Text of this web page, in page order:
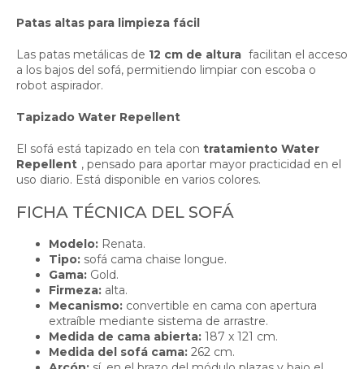
Patas altas para limpieza fácil
Las patas metálicas de 12 cm de altura facilitan el acceso
a los bajos del sofá, permitiendo limpiar con escoba o
robot aspirador.
Tapizado Water Repellent
El sofá está tapizado en tela con tratamiento Water
Repellent , pensado para aportar mayor practicidad en el
uso diario. Está disponible en varios colores.
FICHA TÉCNICA DEL SOFÁ
Modelo: Renata.
Tipo: sofá cama chaise longue.
Gama: Gold.
Firmeza: alta.
Mecanismo: convertible en cama con apertura
extraíble mediante sistema de arrastre.
Medida de cama abierta: 187 x 121 cm.
Medida del sofá cama: 262 cm.